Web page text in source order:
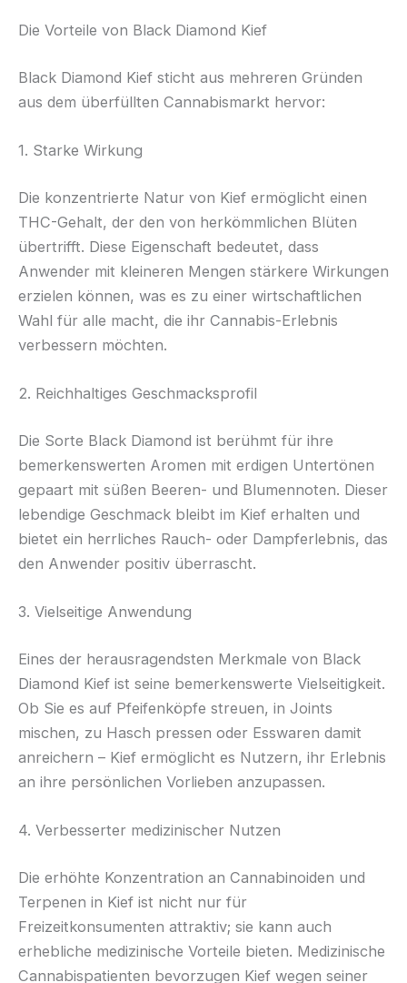
Die Vorteile von Black Diamond Kief
Black Diamond Kief sticht aus mehreren Gründen
aus dem überfüllten Cannabismarkt hervor:
1. Starke Wirkung
Die konzentrierte Natur von Kief ermöglicht einen
THC-Gehalt, der den von herkömmlichen Blüten
übertrifft. Diese Eigenschaft bedeutet, dass
Anwender mit kleineren Mengen stärkere Wirkungen
erzielen können, was es zu einer wirtschaftlichen
Wahl für alle macht, die ihr Cannabis-Erlebnis
verbessern möchten.
2. Reichhaltiges Geschmacksprofil
Die Sorte Black Diamond ist berühmt für ihre
bemerkenswerten Aromen mit erdigen Untertönen
gepaart mit süßen Beeren- und Blumennoten. Dieser
lebendige Geschmack bleibt im Kief erhalten und
bietet ein herrliches Rauch- oder Dampferlebnis, das
den Anwender positiv überrascht.
3. Vielseitige Anwendung
Eines der herausragendsten Merkmale von Black
Diamond Kief ist seine bemerkenswerte Vielseitigkeit.
Ob Sie es auf Pfeifenköpfe streuen, in Joints
mischen, zu Hasch pressen oder Esswaren damit
anreichern – Kief ermöglicht es Nutzern, ihr Erlebnis
an ihre persönlichen Vorlieben anzupassen.
4. Verbesserter medizinischer Nutzen
Die erhöhte Konzentration an Cannabinoiden und
Terpenen in Kief ist nicht nur für
Freizeitkonsumenten attraktiv; sie kann auch
erhebliche medizinische Vorteile bieten. Medizinische
Cannabispatienten bevorzugen Kief wegen seiner